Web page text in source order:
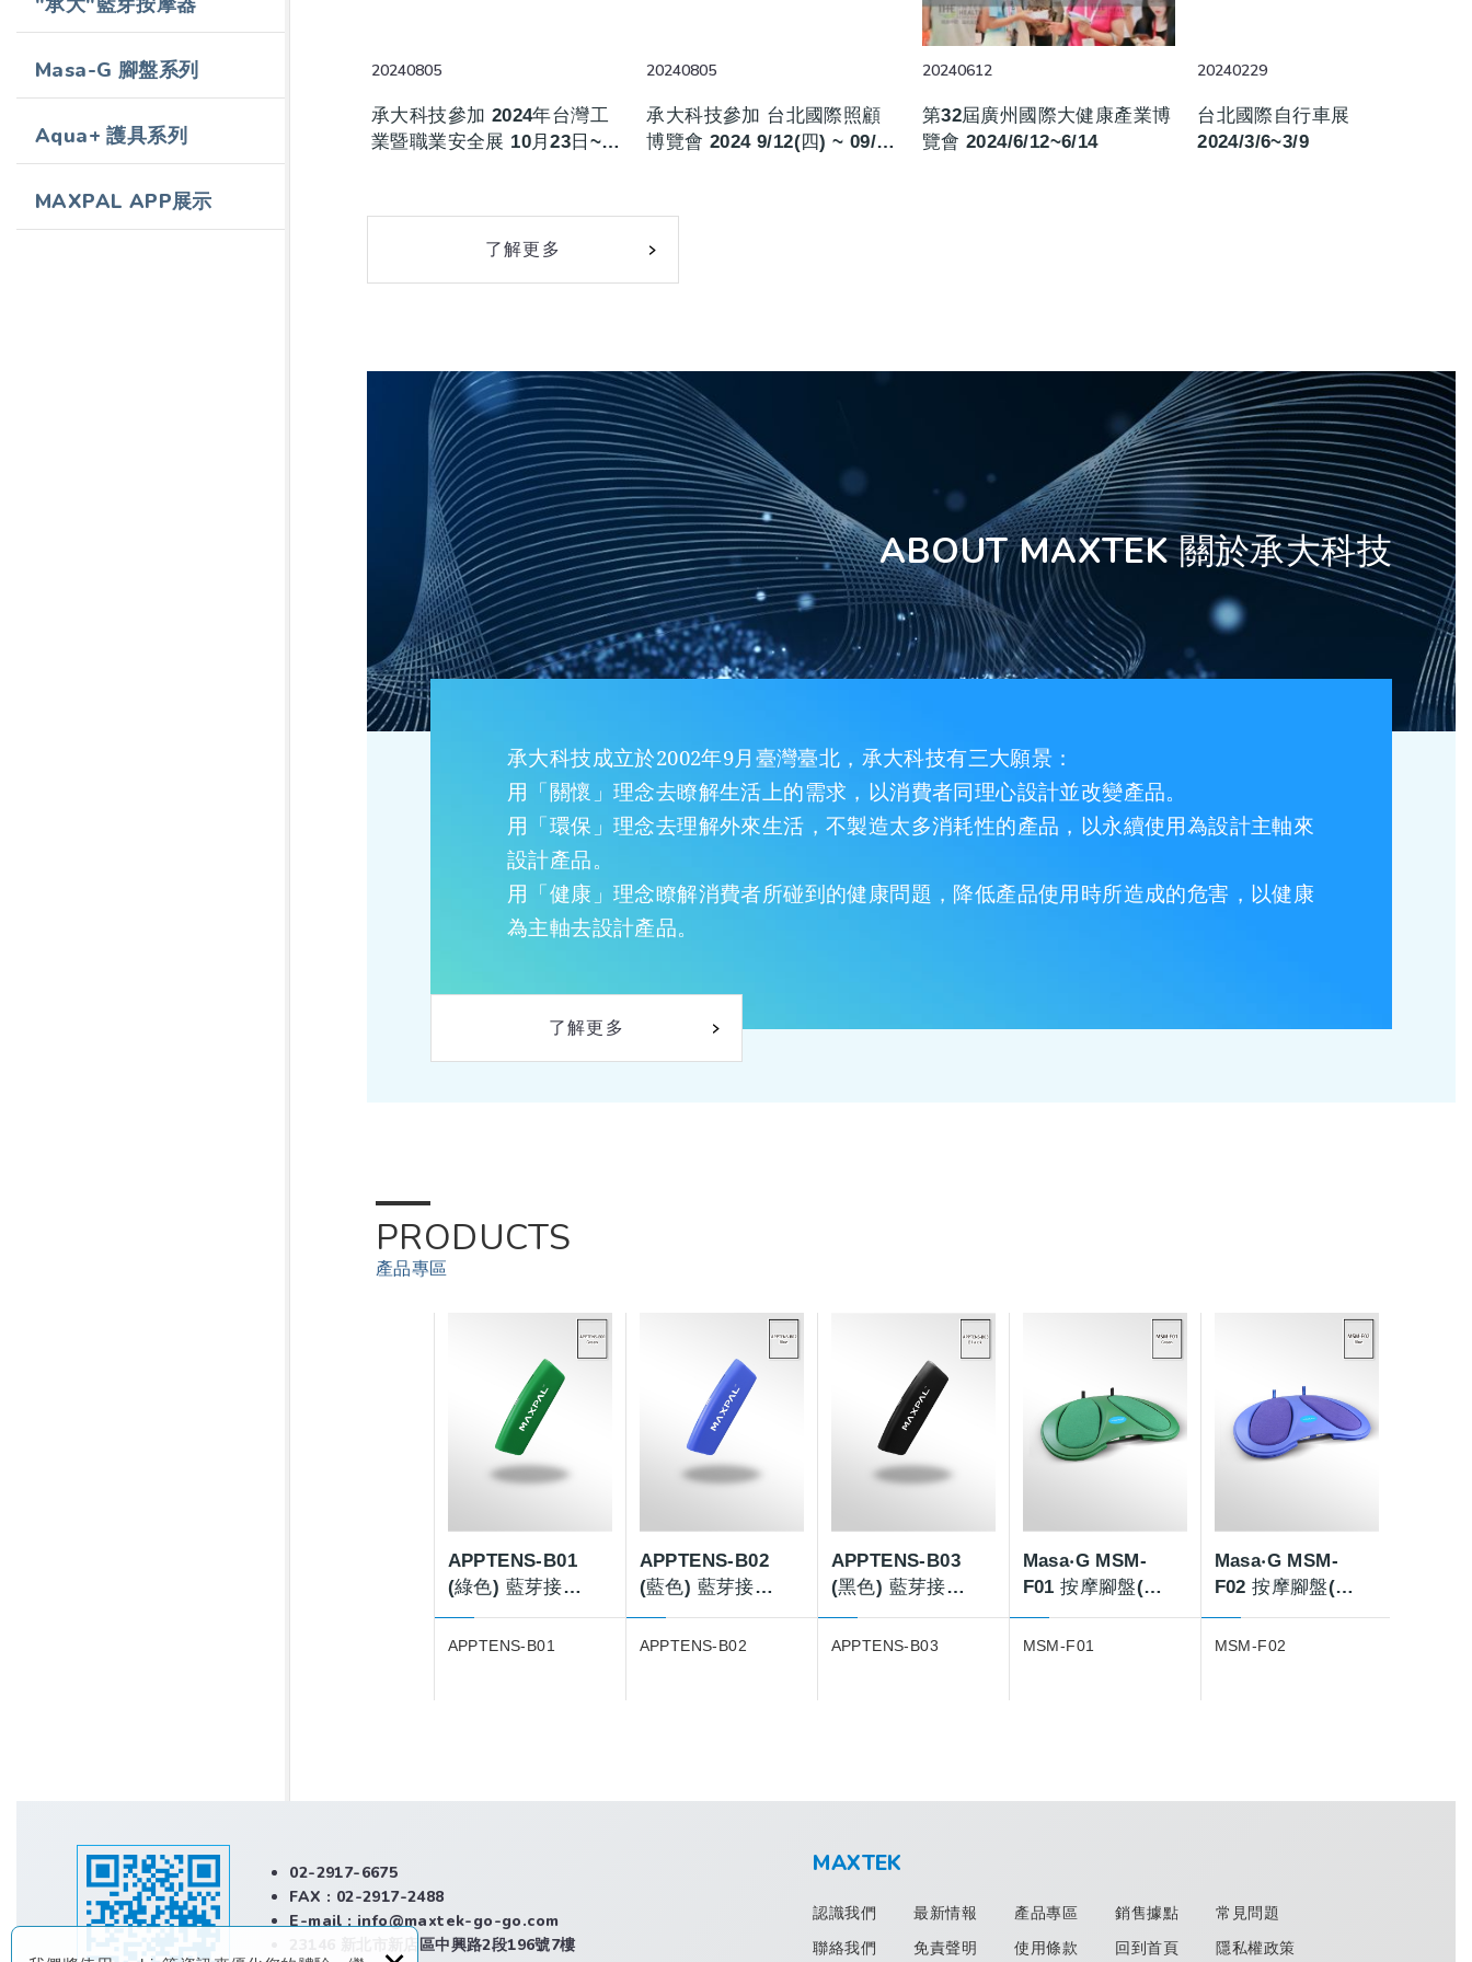
Masa-G 腳盤系列
Aqua+ 護具系列
MAXPAL APP展示
20240805
承大科技參加 2024年台灣工
業暨職業安全展 10月23日~
20240805
承大科技參加 台北國際照顧
博覽會 2024 9/12(四) ~ 09/14
20240612
第32屆廣州國際大健康產業博
覽會 2024/6/12~6/14
20240229
台北國際自行車展
2024/3/6~3/9
了解更多
ABOUT MAXTEK 關於承大科技
承大科技成立於2002年9月臺灣臺北，承大科技有三大願景：
用「關懷」理念去瞭解生活上的需求，以消費者同理心設計並改變產品。
用「環保」理念去理解外來生活，不製造太多消耗性的產品，以永續使用為設計主軸來
設計產品。
用「健康」理念瞭解消費者所碰到的健康問題，降低產品使用時所造成的危害，以健康
為主軸去設計產品。
了解更多
PRODUCTS
產品專區
APPTENS-B01
(綠色) 藍芽接收
器 "承大"藍芽按
摩器
APPTENS-B01
APPTENS-B02
(藍色) 藍芽接收
器 "承大"藍芽按
摩器
APPTENS-B02
APPTENS-B03
(黑色) 藍芽接收
器 "承大"藍芽按
摩器
APPTENS-B03
Masa‧G MSM-
F01 按摩腳盤(綠
色)
MSM-F01
Masa‧G MSM-
F02 按摩腳盤(藍
色)
MSM-F02
02-2917-6675
FAX : 02-2917-2488
E-mail :info@maxtek-go-go.com
23146 新北市新店區中興路2段196號7樓
MAXTEK
認識我們 最新情報 產品專區 銷售據點
常見問題
聯絡我們
免責聲明 使用條款 回到首頁 隱私權政策